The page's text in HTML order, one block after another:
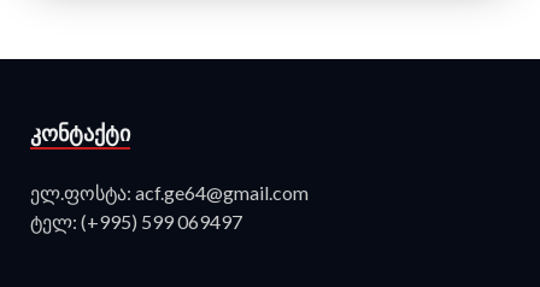
ᲙᲝᲜᲢᲐᲥᲢᲘ
ელ.ფოსტა: acf.ge64@gmail.com
ტელ: (+995) 599 069497